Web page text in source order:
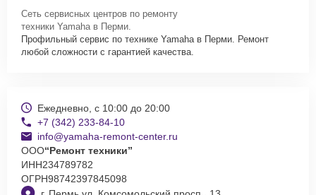
Сеть сервисных центров по ремонту
техники Yamaha в Перми.
Профильный сервис по технике Yamaha в Перми. Ремонт
любой сложности с гарантией качества.
Ежедневно, с 10:00 до 20:00
+7 (342) 233-84-10
info@yamaha-remont-center.ru
ООО“Ремонт техники”
ИНН234789782
ОГРН98742397845098